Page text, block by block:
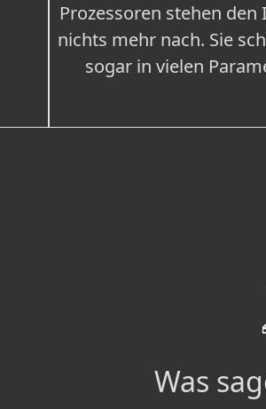
Prozessoren stehen den
nichts mehr nach. Sie
sogar in vielen
Was